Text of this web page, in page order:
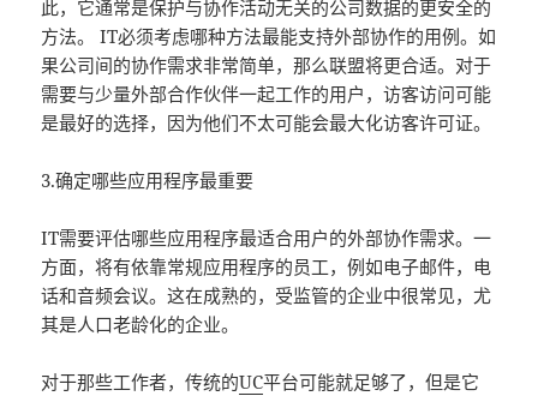
此，它通常是保护与协作活动无关的公司数据的更安全的
方法。 IT必须考虑哪种方法最能支持外部协作的用例。如
果公司间的协作需求非常简单，那么联盟将更合适。对于
需要与少量外部合作伙伴一起工作的用户，访客访问可能
是最好的选择，因为他们不太可能会最大化访客许可证。
3.确定哪些应用程序最重要
IT需要评估哪些应用程序最适合用户的外部协作需求。一
方面，将有依靠常规应用程序的员工，例如电子邮件，电
话和音频会议。这在成熟的，受监管的企业中很常见，尤
其是人口老龄化的企业。
对于那些工作者，传统的UC平台可能就足够了，但是它